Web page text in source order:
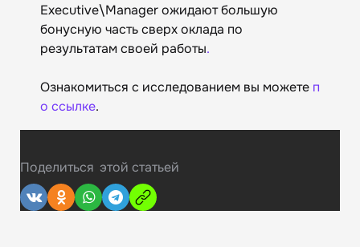
Executive\Manager ожидают большую
бонусную часть сверх оклада по
результатам своей работы.
Ознакомиться с исследованием вы можете п
о ссылке.
Поделиться этой статьей